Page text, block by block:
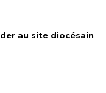
au site diocésain